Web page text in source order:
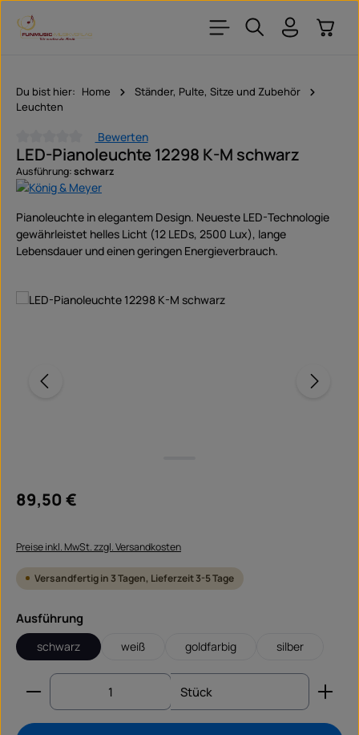
Zum Hauptinhalt springen
Du bist hier: Home
Ständer, Pulte, Sitze und Zubehör
Leuchten
Durchschnittliche Bewertung von 0 von 5 Sternen
Bewerten
LED-Pianoleuchte 12298 K-M schwarz
Ausführung:schwarz
Pianoleuchte in elegantem Design. Neueste LED-Technologie
gewährleistet helles Licht (12 LEDs, 2500 Lux), lange
Lebensdauer und einen geringen Energieverbrauch.
Bildergalerie überspringen
Regulärer Preis:
89,50 €
Preise inkl. MwSt. zzgl. Versandkosten
Versandfertig in 3 Tagen, Lieferzeit 3-5 Tage
Ausführung
schwarz weiß goldfarbig silber
Produkt Anzahl: Gib den gewünschten Wert
Stück